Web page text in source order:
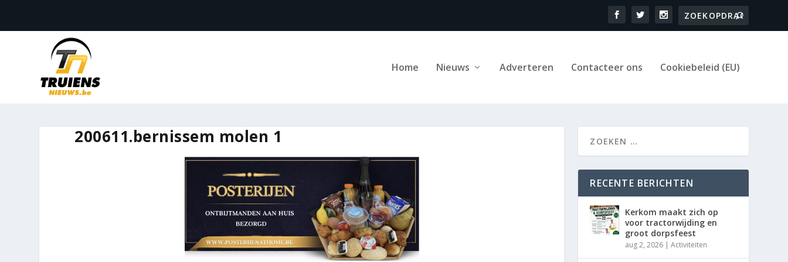
Home Nieuws Adverteren Contacteer ons Cookiebeleid (EU)
200611.bernissem molen 1
RECENTE BERICHTEN
Kerkom maakt zich op
voor tractorwijding en
groot dorpsfeest
aug 2, 2026 |Activiteiten